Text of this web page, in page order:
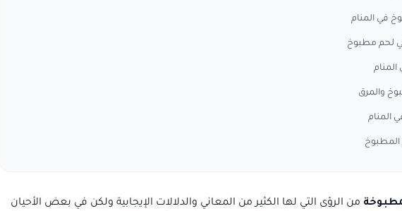
في المنام
لحم مطبوخ
والمرق
المنام
المطبوخ
من الرؤى التي لها الكثير من المعاني والدلالات الإيجابية ولكن في بعض الأحيان